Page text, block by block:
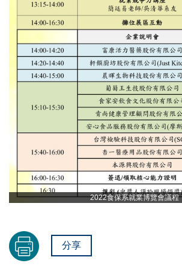
2022食保系就業博覽會議程
分享